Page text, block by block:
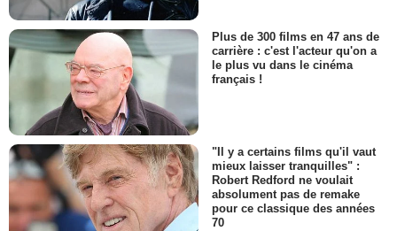
Plus de 300 films en 47 ans de
carrière : c'est l'acteur qu'on a
le plus vu dans le cinéma
français !
"Il y a certains films qu'il vaut
mieux laisser tranquilles" :
Robert Redford ne voulait
absolument pas de remake
pour ce classique des années
70